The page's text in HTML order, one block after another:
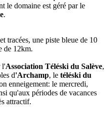
le domaine est géré par le
.
tracées, une piste bleue de 10
de 12km.
l'Association Téléski du Salève,
d'Archamp, le téléski du
enneigement: le mercredi,
qu'aux périodes de vacances
attractif.